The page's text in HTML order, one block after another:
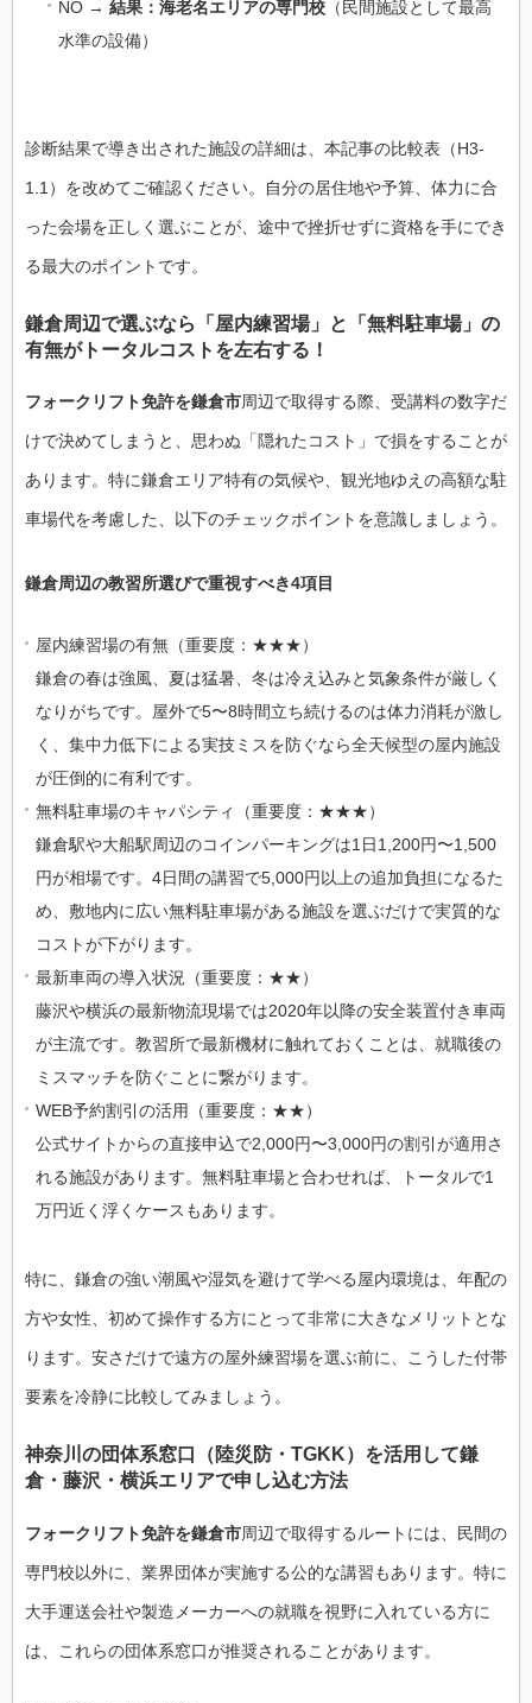
NO → 結果：海老名エリアの専門校 （民間施設として最高
水準の設備）
診断結果で導き出された施設の詳細は、本記事の比較表（H3-
1.1）を改めてご確認ください。自分の居住地や予算、体力に合
った会場を正しく選ぶことが、途中で挫折せずに資格を手にでき
る最大のポイントです。
鎌倉周辺で選ぶなら「屋内練習場」と「無料駐車場」の
有無がトータルコストを左右する！
フォークリフト免許を鎌倉市周辺で取得する際、受講料の数字だ
けで決めてしまうと、思わぬ「隠れたコスト」で損をすることが
あります。特に鎌倉エリア特有の気候や、観光地ゆえの高額な駐
車場代を考慮した、以下のチェックポイントを意識しましょう。
鎌倉周辺の教習所選びで重視すべき4項目
屋内練習場の有無（重要度：★★★）
鎌倉の春は強風、夏は猛暑、冬は冷え込みと気象条件が厳しく
なりがちです。屋外で5〜8時間立ち続けるのは体力消耗が激し
く、集中力低下による実技ミスを防ぐなら全天候型の屋内施設
が圧倒的に有利です。
無料駐車場のキャパシティ（重要度：★★★）
鎌倉駅や大船駅周辺のコインパーキングは1日1,200円〜1,500
円が相場です。4日間の講習で5,000円以上の追加負担になるた
め、敷地内に広い無料駐車場がある施設を選ぶだけで実質的な
コストが下がります。
最新車両の導入状況（重要度：★★）
藤沢や横浜の最新物流現場では2020年以降の安全装置付き車両
が主流です。教習所で最新機材に触れておくことは、就職後の
ミスマッチを防ぐことに繋がります。
WEB予約割引の活用（重要度：★★）
公式サイトからの直接申込で2,000円〜3,000円の割引が適用さ
れる施設があります。無料駐車場と合わせれば、トータルで1
万円近く浮くケースもあります。
特に、鎌倉の強い潮風や湿気を避けて学べる屋内環境は、年配の
方や女性、初めて操作する方にとって非常に大きなメリットとな
ります。安さだけで遠方の屋外練習場を選ぶ前に、こうした付帯
要素を冷静に比較してみましょう。
神奈川の団体系窓口（陸災防・TGKK）を活用して鎌
倉・藤沢・横浜エリアで申し込む方法
フォークリフト免許を鎌倉市周辺で取得するルートには、民間の
専門校以外に、業界団体が実施する公的な講習もあります。特に
大手運送会社や製造メーカーへの就職を視野に入れている方に
は、これらの団体系窓口が推奨されることがあります。